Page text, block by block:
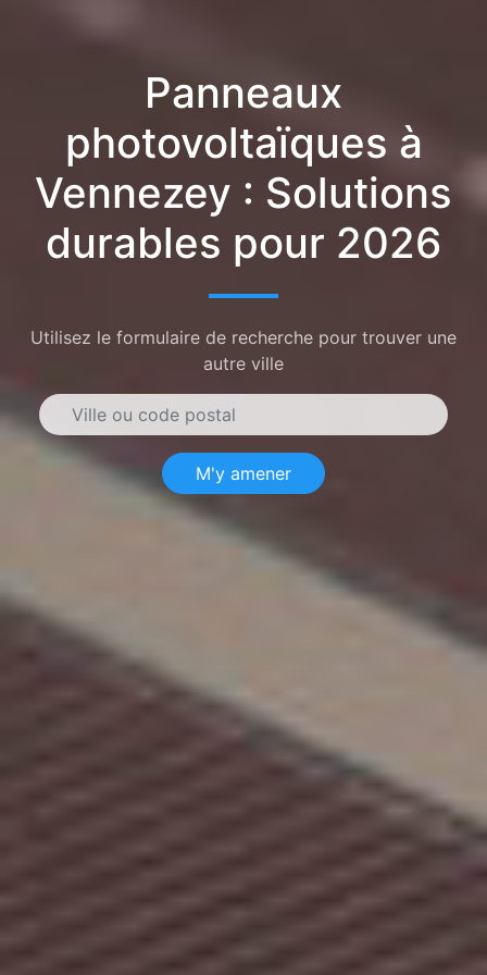
Panneaux
photovoltaïques à
Vennezey : Solutions
durables pour 2026
Utilisez le formulaire de recherche pour trouver une
autre ville
M'y amener